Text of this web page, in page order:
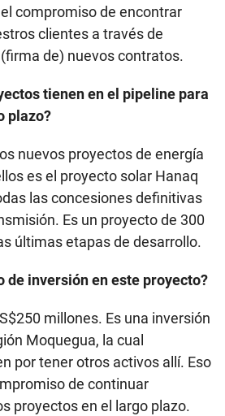
compromiso de encontrar
clientes a través de
de) nuevos contratos.
tienen en el pipeline para
plazo?
nuevos proyectos de energía
es el proyecto solar Hanaq
las concesiones definitivas
Es un proyecto de 300
últimas etapas de desarrollo.
de inversión en este proyecto?
millones. Es una inversión
Moquegua, la cual
por tener otros activos allí. Eso
de continuar
proyectos en el largo plazo.